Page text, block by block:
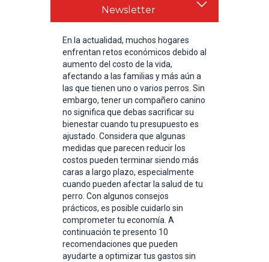
Newsletter
En la actualidad, muchos hogares
enfrentan retos económicos debido al
aumento del costo de la vida,
afectando a las familias y más aún a
las que tienen uno o varios perros. Sin
embargo, tener un compañero canino
no significa que debas sacrificar su
bienestar cuando tu presupuesto es
ajustado. Considera que algunas
medidas que parecen reducir los
costos pueden terminar siendo más
caras a largo plazo, especialmente
cuando pueden afectar la salud de tu
perro. Con algunos consejos
prácticos, es posible cuidarlo sin
comprometer tu economía. A
continuación te presento 10
recomendaciones que pueden
ayudarte a optimizar tus gastos sin